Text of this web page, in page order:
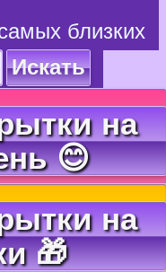
близких
Искать
на
😊
на
🎁